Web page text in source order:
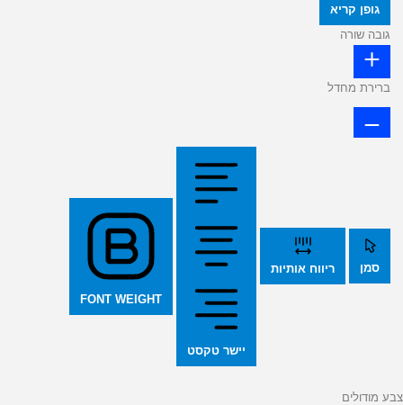
גופן קריא
גובה שורה
ברירת מחדל
סמן ריווח אותיות
יישר טקסט
FONT WEIGHT
צבע מודולים